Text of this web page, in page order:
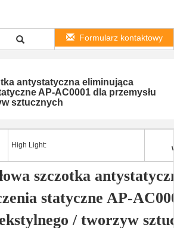
Formularz kontaktowy
antystatyczna eliminująca
AP-AC0001 dla przemysłu
sztucznych
High Light:
szczotka
statyczne AP-
/ tworzyw